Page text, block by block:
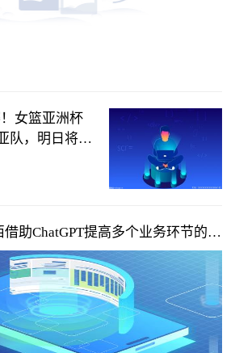
女篮亚洲杯
队，明日将对
助ChatGPT提高多个业务环节的运
秘密申请在美上市……